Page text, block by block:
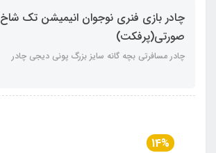
چادر بازی فنری نوجوان انیمیشن تک شاخ
صورتی(پرفکت)
چادر مسافرتی بچه گانه سایز بزرگ پونی دیجی چادر
14%